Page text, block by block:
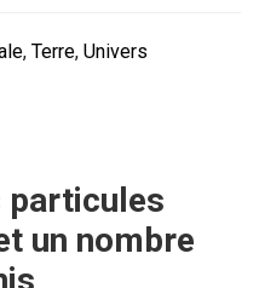
, Terre, Univers
particules
un nombre